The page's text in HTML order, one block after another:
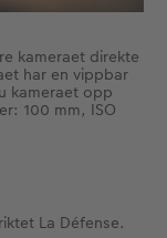
kameraet direkte
har en vippbar
kameraet opp
100 mm, ISO
La Défense.